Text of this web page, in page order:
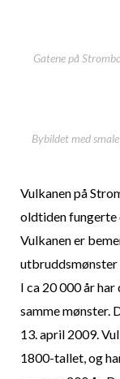
Gatene på
Bybildet med
Vulkanen på
oldtiden fungerte
Vulkanen er
utbruddsmønster
I ca 20 000 år
samme mønster.
13. april 2009.
1800-tallet, og